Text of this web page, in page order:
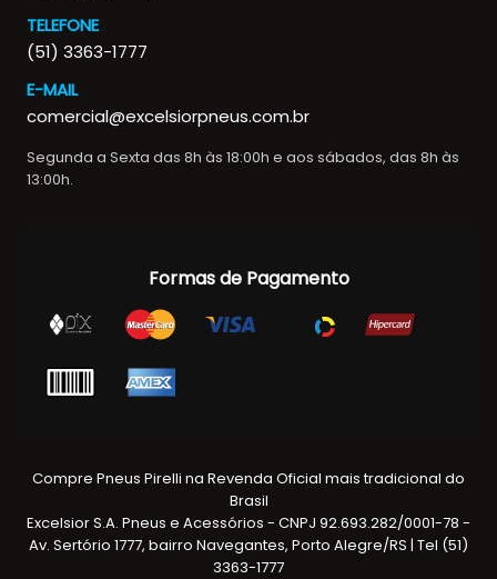
TELEFONE
(51) 3363-1777
E-MAIL
comercial@excelsiorpneus.com.br
Segunda a Sexta das 8h às 18:00h e aos sábados, das 8h às
13:00h.
Formas de Pagamento
Compre Pneus Pirelli na Revenda Oficial mais tradicional do
Brasil
Excelsior S.A. Pneus e Acessórios - CNPJ 92.693.282/0001-78 -
Av. Sertório 1777, bairro Navegantes, Porto Alegre/RS | Tel (51)
3363-1777